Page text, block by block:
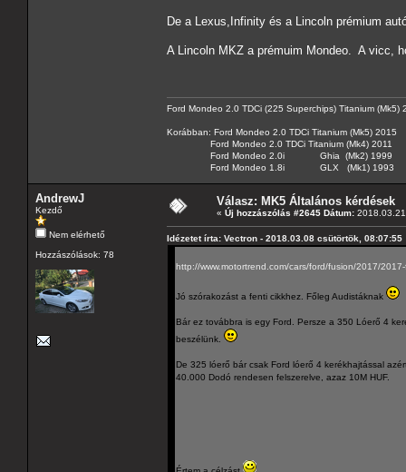
De a Lexus,Infinity és a Lincoln prémium
A Lincoln MKZ a prémuim Mondeo. A vicc,
Ford Mondeo 2.0 TDCi (225 Superchips) Titanium (Mk5)
Korábban: Ford Mondeo 2.0 TDCi Titanium (Mk5) 2015
Ford Mondeo 2.0 TDCi Titanium (Mk4) 2011
Ford Mondeo 2.0i Ghia (Mk2) 1999
Ford Mondeo 1.8i GLX (Mk1) 1993
AndrewJ
Kezdő
Nem elérhető
Hozzászólások: 78
Válasz: MK5 Általános kérdések
« Új hozzászólás #2645 Dátum:
Idézetet írta: Vectron - 2018.03.08 csütörtök, 08:07:55
http://www.motortrend.com/cars/ford/fusion/2017/
Jó szórakozást a fenti cikkhez. Főleg Audistáknak
Bár ez továbbra is egy Ford. Persze a 350 Lóerő 4
beszélünk.
De 325 lóerő bár csak Ford lóerő 4 kerékhajtással
40.000 Dodó rendesen felszerelve, azaz 10M HUF.